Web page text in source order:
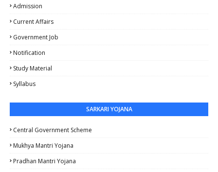
Admission
Current Affairs
Government Job
Notification
Study Material
Syllabus
SARKARI YOJANA
Central Government Scheme
Mukhya Mantri Yojana
Pradhan Mantri Yojana